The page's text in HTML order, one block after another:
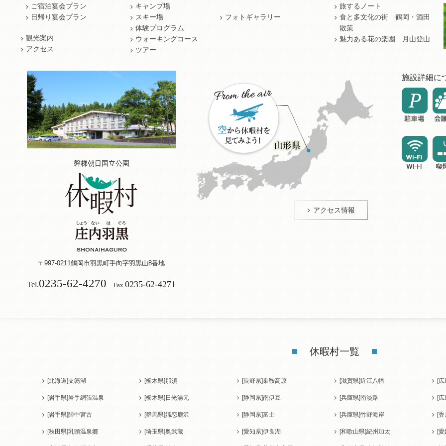
ご宿泊宴会プラン
日帰り宴会プラン
観光案内
アクセス
キャンプ場
スキー場
体験プログラム
ウォーキングコース
ツアー
フォトギャラリー
旅するノート
食と多文化の街 鶴岡・酒田
散策
魅力ある花の楽園 月山登山
磐梯朝日国立公園
〒997-0211鶴岡市羽黒町手向字羽黒山8番地
Tel.0235-62-4270 Fax. 0235-62-4271
アクセス情報
施設詳細に
休暇村一覧
[北海道]支笏湖
[岩手県]岩手網張温泉
[岩手県]陸中宮古
[秋田県]乳頭温泉郷
[栃木県]那須
[栃木県]日光湯元
[群馬県]嬬恋鹿沢
[埼玉県]奥武蔵
[長野県]乗鞍高原
[静岡県]南伊豆
[静岡県]富士
[愛知県]伊良湖
[滋賀県]近江八幡
[兵庫県]南淡路
[兵庫県]竹野海岸
[和歌山県]紀州加太
[広
[広
[香
[愛